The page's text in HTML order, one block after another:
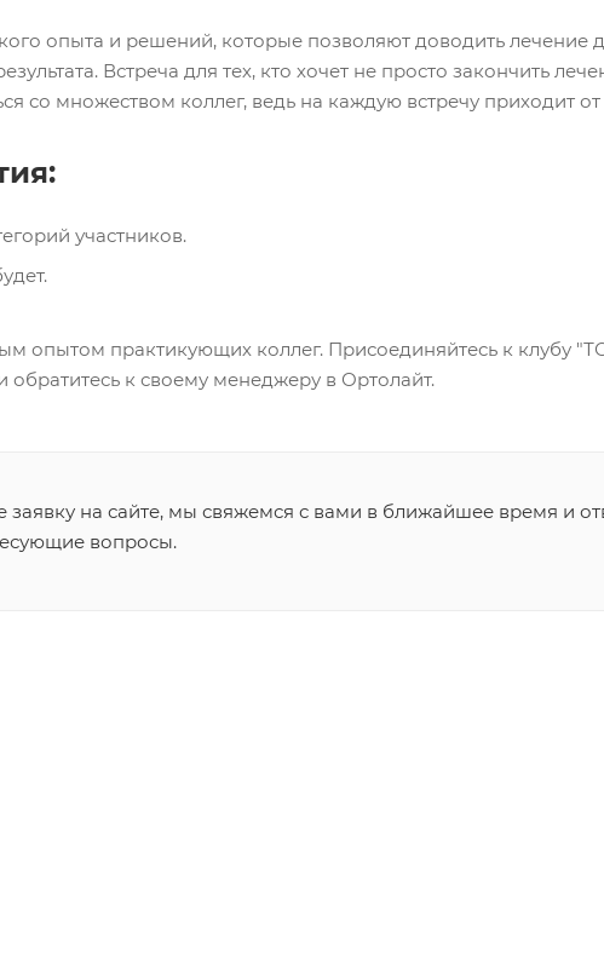
опыта и решений, которые позволяют доводить лечение
Встреча для тех, кто хочет не просто закончить
со множеством коллег, ведь на каждую встречу приходит
участников.
опытом практикующих коллег. Присоединяйтесь к клубу
обратитесь к своему менеджеру в Ортолайт.
на сайте, мы свяжемся с вами в ближайшее время и
вопросы.